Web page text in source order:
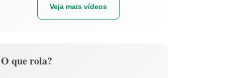
Veja mais vídeos
O que rola?